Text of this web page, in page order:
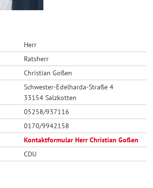
Herr
Ratsherr
Christian Goßen
Schwester-Edelharda-Straße 4
33154 Salzkotten
05258/937116
0170/9942158
Kontaktformular Herr Christian Goßen
CDU